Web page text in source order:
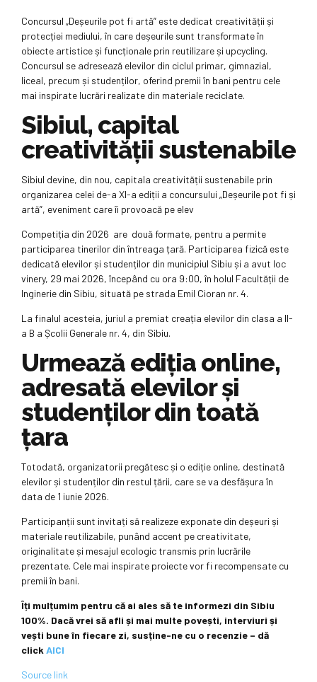
Concursul „Deșeurile pot fi artă” este dedicat creativității și
protecției mediului, în care deșeurile sunt transformate în
obiecte artistice și funcționale prin reutilizare și upcycling.
Concursul se adresează elevilor din ciclul primar, gimnazial,
liceal, precum și studenților, oferind premii în bani pentru cele
mai inspirate lucrări realizate din materiale reciclate.
Sibiul, capital
creativității sustenabile
Sibiul devine, din nou, capitala creativității sustenabile prin
organizarea celei de-a XI-a ediții a concursului „Deșeurile pot fi și
artă”, eveniment care îi provoacă pe elev
Competiția din 2026 are două formate, pentru a permite
participarea tinerilor din întreaga țară. Participarea fizică este
dedicată elevilor și studenților din municipiul Sibiu și a avut loc
vinery, 29 mai 2026, începând cu ora 9:00, în holul Facultății de
Inginerie din Sibiu, situată pe strada Emil Cioran nr. 4.
La finalul acesteia, juriul a premiat creația elevilor din clasa a II-
a B a Școlii Generale nr. 4, din Sibiu.
Urmează ediția online,
adresată elevilor și
studenților din toată
țara
Totodată, organizatorii pregătesc și o ediție online, destinată
elevilor și studenților din restul țării, care se va desfășura în
data de 1 iunie 2026.
Participanții sunt invitați să realizeze exponate din deșeuri și
materiale reutilizabile, punând accent pe creativitate,
originalitate și mesajul ecologic transmis prin lucrările
prezentate. Cele mai inspirate proiecte vor fi recompensate cu
premii în bani.
Îți mulțumim pentru că ai ales să te informezi din Sibiu
100%. Dacă vrei să afli și mai multe povești, interviuri și
vești bune în fiecare zi, susține-ne cu o recenzie – dă
click AICI
Source link